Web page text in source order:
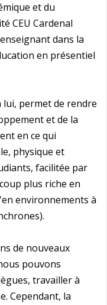
et du
CEU Cardenal
dans la
en présentiel
lui, permet de rendre
et de la
en ce qui
physique et
facilitée par
plus riche en
environnements à
de nouveaux
pouvons
travailler à
Cependant, la